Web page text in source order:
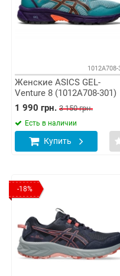
1012A708-
Женские ASICS GEL-
Venture 8 (1012A708-301)
1 990 грн. 3 150 грн.
Есть в наличии
Купить
-18%